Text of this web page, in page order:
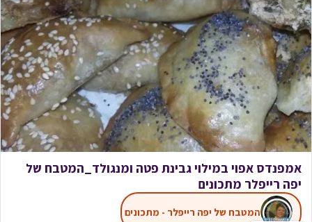
אמפנדס אפוי במילוי גבינת פטה ומנגולד_המטבח של
יפה רייפלר מתכונים
המטבח של יפה רייפלר - מתכונים